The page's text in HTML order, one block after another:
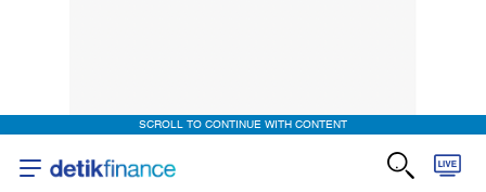
SCROLL TO CONTINUE WITH CONTENT